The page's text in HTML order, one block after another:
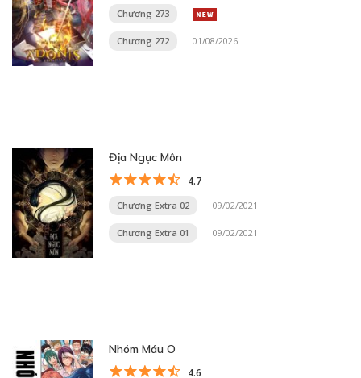
Chương 273
Chương 272 01/08/2026
Địa Ngục Môn
4.7
Chương Extra 02 09/02/2021
Chương Extra 01 09/02/2021
Nhóm Máu O
4.6